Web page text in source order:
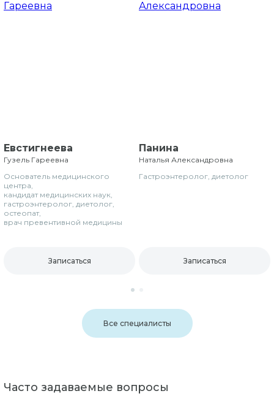
Записаться
Евстигнеева
Гузель Гареевна
Основатель медицинского
центра,
кандидат медицинских наук,
гастроэнтеролог, диетолог,
остеопат,
врач превентивной медицины
Записаться
Панина
Наталья Александровна
Гастроэнтеролог, диетолог
Все специалисты
Часто задаваемые вопросы